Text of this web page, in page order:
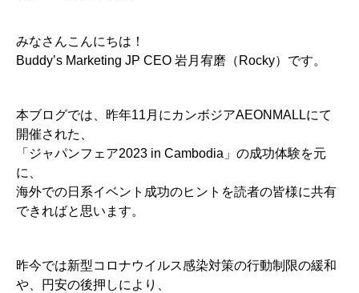
みなさんこんにちは！
Buddy’s Marketing JP CEO 岩月宥磨（Rocky）です。
本ブログでは、昨年11月にカンボジアAEONMALLにて
開催された、
「ジャパンフェア2023 in Cambodia」の成功体験を元
に、
海外での日系イベント成功のヒントを読者の皆様に共有
できればと思います。
昨今では新型コロナウイルス感染対策の行動制限の緩和
や、円安の後押しにより、